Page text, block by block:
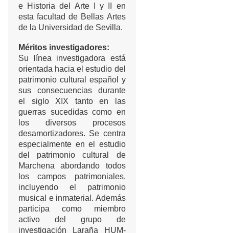
e Historia del Arte I y II en
esta facultad de Bellas Artes
de la Universidad de Sevilla.
Méritos investigadores:
Su línea investigadora está
orientada hacia el estudio del
patrimonio cultural español y
sus consecuencias durante
el siglo XIX tanto en las
guerras sucedidas como en
los diversos procesos
desamortizadores. Se centra
especialmente en el estudio
del patrimonio cultural de
Marchena abordando todos
los campos patrimoniales,
incluyendo el patrimonio
musical e inmaterial. Además
participa como miembro
activo del grupo de
investigación Laraña HUM-